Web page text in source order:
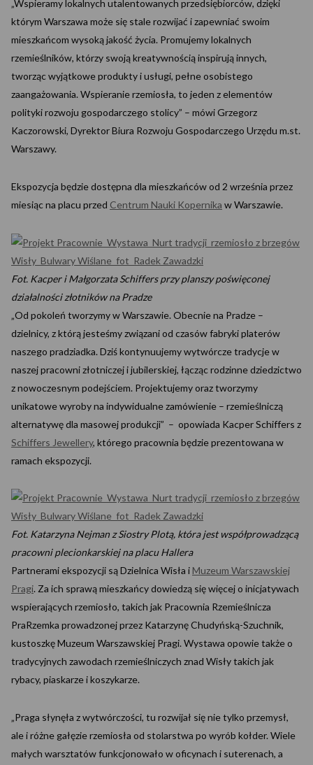
„Wspieramy lokalnych utalentowanych przedsiębiorców, dzięki
którym Warszawa może się stale rozwijać i zapewniać swoim
mieszkańcom wysoką jakość życia. Promujemy lokalnych
rzemieślników, którzy swoją kreatywnością inspirują innych,
tworząc wyjątkowe produkty i usługi, pełne osobistego
zaangażowania. Wspieranie rzemiosła, to jeden z elementów
polityki rozwoju gospodarczego stolicy” – mówi Grzegorz
Kaczorowski, Dyrektor Biura Rozwoju Gospodarczego Urzędu m.st.
Warszawy.
Ekspozycja będzie dostępna dla mieszkańców od 2 września przez
miesiąc na placu przed Centrum Nauki Kopernika w Warszawie.
Fot. Kacper i Małgorzata Schiffers przy planszy poświęconej
działalności złotników na Pradze
„Od pokoleń tworzymy w Warszawie. Obecnie na Pradze –
dzielnicy, z którą jesteśmy związani od czasów fabryki platerów
naszego pradziadka. Dziś kontynuujemy wytwórcze tradycje w
naszej pracowni złotniczej i jubilerskiej, łącząc rodzinne dziedzictwo
z nowoczesnym podejściem. Projektujemy oraz tworzymy
unikatowe wyroby na indywidualne zamówienie – rzemieślniczą
alternatywę dla masowej produkcji” – opowiada Kacper Schiffers z
Schiffers Jewellery, którego pracownia będzie prezentowana w
ramach ekspozycji.
Fot. Katarzyna Nejman z Siostry Plotą, która jest współprowadzącą
pracowni plecionkarskiej na placu Hallera
Partnerami ekspozycji są Dzielnica Wisła i Muzeum Warszawskiej
Pragi. Za ich sprawą mieszkańcy dowiedzą się więcej o inicjatywach
wspierających rzemiosło, takich jak Pracownia Rzemieślnicza
PraRzemka prowadzonej przez Katarzynę Chudyńską-Szuchnik,
kustoszkę Muzeum Warszawskiej Pragi. Wystawa opowie także o
tradycyjnych zawodach rzemieślniczych znad Wisły takich jak
rybacy, piaskarze i koszykarze.
„Praga słynęła z wytwórczości, tu rozwijał się nie tylko przemysł,
ale i różne gałęzie rzemiosła od stolarstwa po wyrób kołder. Wiele
małych warsztatów funkcjonowało w oficynach i suterenach, a